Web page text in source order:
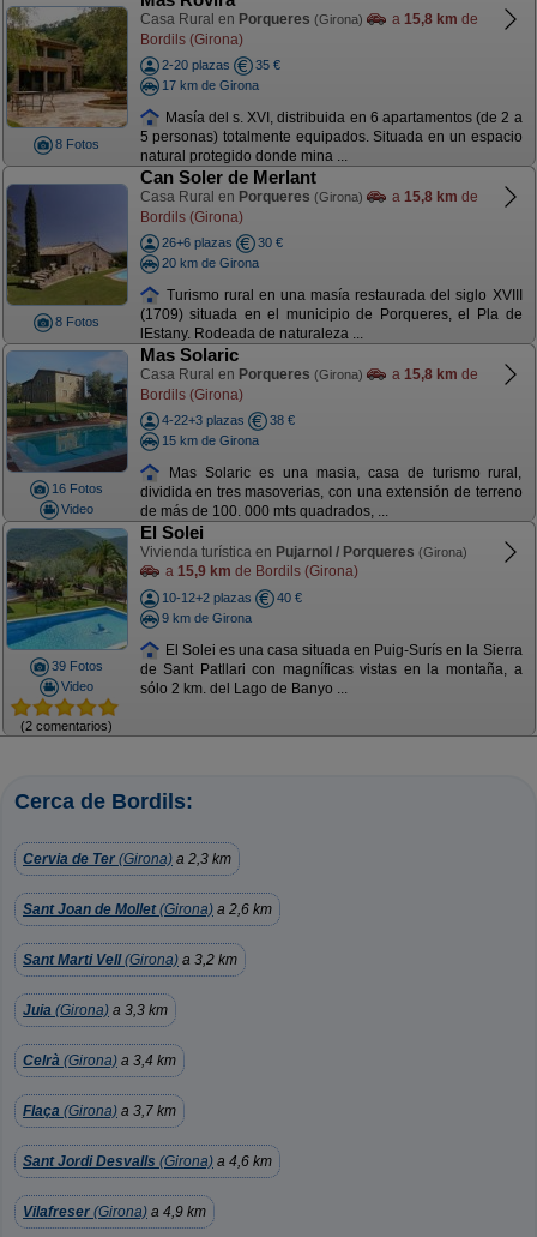
8 Fotos
Casa Rural en Porqueres (Girona) a 15,8 km de
Bordils (Girona)
2-20 plazas
35 €
17 km de Girona
Masía del s. XVI, distribuida en 6 apartamentos (de 2 a
5 personas) totalmente equipados. Situada en un espacio
natural protegido donde mina ...
8 Fotos
Can Soler de Merlant
Casa Rural en Porqueres (Girona) a 15,8 km de
Bordils (Girona)
26+6 plazas
30 €
20 km de Girona
Turismo rural en una masía restaurada del siglo XVIII
(1709) situada en el municipio de Porqueres, el Pla de
lEstany. Rodeada de naturaleza ...
16 Fotos
Video
Mas Solaric
Casa Rural en Porqueres (Girona) a 15,8 km de
Bordils (Girona)
4-22+3 plazas
38 €
15 km de Girona
Mas Solaric es una masia, casa de turismo rural,
dividida en tres masoverias, con una extensión de terreno
de más de 100. 000 mts quadrados, ...
39 Fotos
Video
(2 comentarios)
El Solei
Vivienda turística en Pujarnol / Porqueres (Girona)
a 15,9 km de Bordils (Girona)
10-12+2 plazas
40 €
9 km de Girona
El Solei es una casa situada en Puig-Surís en la Sierra
de Sant Patllari con magníficas vistas en la montaña, a
sólo 2 km. del Lago de Banyo ...
Cerca de Bordils:
Cervia de Ter (Girona) a 2,3 km
Sant Joan de Mollet(Girona) a 2,6 km
Sant Marti Vell(Girona) a 3,2 km
Juia (Girona) a 3,3 km
Celrà (Girona) a 3,4 km
Flaça (Girona) a 3,7 km
Sant Jordi Desvalls (Girona) a 4,6 km
Vilafreser (Girona) a 4,9 km